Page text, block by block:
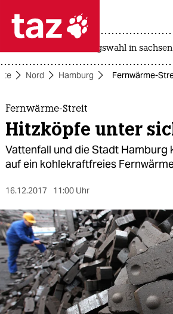
 taz zahl ich
taz zahl ich
themen
politik
öko
gesellschaft
kultur
sport
berlin
nord
landtagswahl in
Nord Hamburg Fernwärme-
Fernwärme-Streit
Hitzköpfe unter
Vattenfall und die Stadt Hamburg
auf ein kohlekraftfreies
16.12.2017 11:00 Uhr